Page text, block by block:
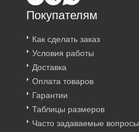
Покупателям
Как сделать заказ
Условия работы
Доставка
Оплата товаров
Гарантии
Таблицы размеров
Часто задаваемые вопросы